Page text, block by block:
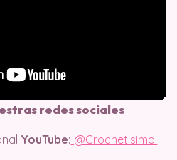
redes sociales
YouTube: @Crochetisimo